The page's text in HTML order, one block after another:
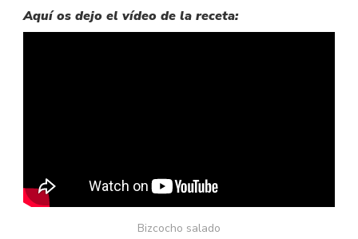
Aquí os dejo el vídeo de la receta:
Bizcocho salado